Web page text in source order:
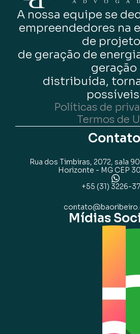
A nossa equipe se
empreendedores na
de
de geração de
geração
distribuída,
Políticas de
Termos de
Contato
Rua dos Timbiras, 2072, sala
Horizonte - MG CEP
+55 (31) 3226-
Mídias